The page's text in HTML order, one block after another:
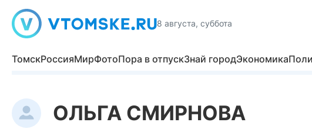
8 августа, суббота
ТомскРоссияМирФотоПора в отпускЗнай городЭкономика
ОЛЬГА СМИРНОВА